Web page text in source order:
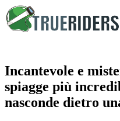
Incantevole e
spiagge più
nasconde dietro